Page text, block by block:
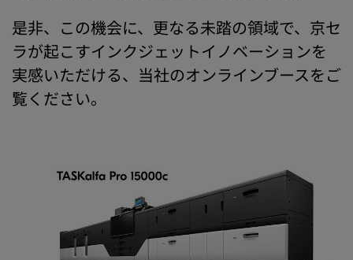
是非、この機会に、更なる未踏の領域で、京セ
ラが起こすインクジェットイノベーションを
実感いただける、当社のオンラインブースをご
覧ください。